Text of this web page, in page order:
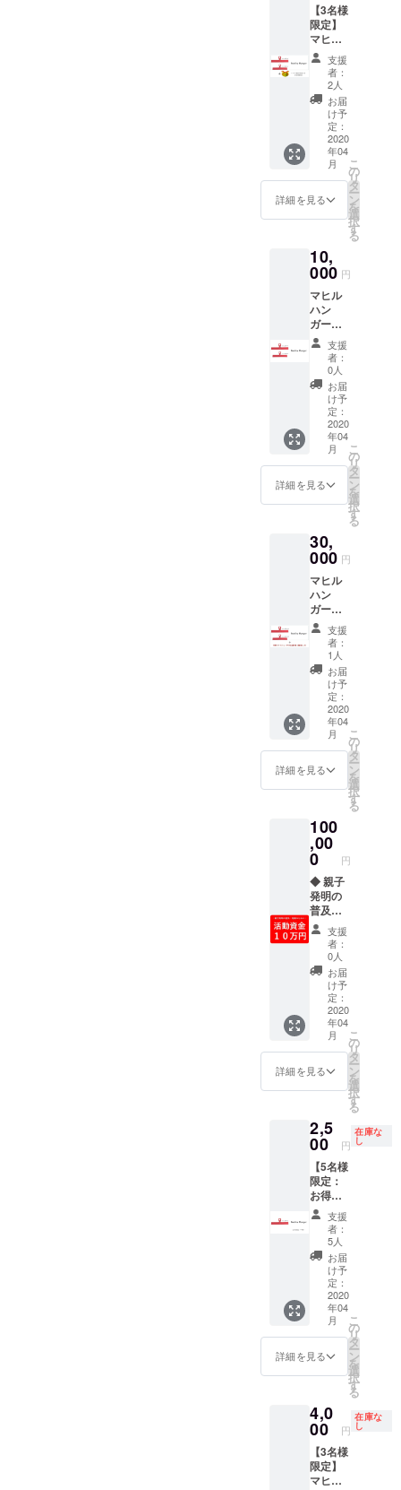
【3名様
限定】
マヒル
ハン
ガー
（おと
な用4個
＋こど
も用4
個）＋
マヒル
が考え
た感謝
の気持
ち③ ＜
ハン
色＞ 全
て1色を
選択可
＜感謝
の気持
ち③と
は？＞
ハン
ガーの
１つに
『マヒ
ルのサ
イン』
を入れ
ます。
さら
に、
ことを
願うお
守り』
を差し
上げま
す（マ
ヒルに
よる手
り）。
備考欄
に皆さ
まの
「〇〇
がした
い！」
や
い！」
などの
夢をご
記入く
ださ
い。お
守りの
中に
「△△
さんの
夢であ
る『〇
〇がし
い！』
が叶い
ますよ
う
短冊を
入れて
しま
す。備
考欄に
具体的
な記入
が無い
場合
は、お
守りの
みをお
送りし
ます。
さら
に、
製のミ
サン
ガ』を
お送り
しま
支援
者：
2人
お届
け予
定：
2020
年04
月
詳細を見る
こ
の
リ
タ
ー
ン
を
選
択
す
る
10,
000 円
マヒル
ハン
ガー
（おと
な用4個
＋こど
も用4
個） ＜
ハン
ガーの
色＞ 全
て1色を
選択可
支援
者：
0人
お届
け予
定：
2020
年04
月
詳細を見る
こ
の
リ
タ
ー
ン
を
選
択
す
る
30,
000 円
マヒル
ハン
ガー
（おと
な用10
個＋こ
ども用
10個）
＋オン
ライン
ショッ
プの
ホーム
ページ
上に支
援者と
名前を
表示 ＜
ハン
ガーの
色＞ 全
て1色を
選択可
＜氏名
表示＞
備考欄
に表示
するお
名前を
ご記入
くださ
い。イ
ニシャ
ルやハ
ンドル
ネーム
いませ
ん。
支援
者：
1人
お届
け予
定：
2020
年04
月
詳細を見る
こ
の
リ
タ
ー
ン
を
選
択
す
る
100
,00
0 円
◆ 親子
発明の
普及・
発展の
ための
全力応
援プラ
ン (^-^)
ルとそ
の父が
開催す
る親子
発明イ
ベント
の活動
して、
100,000
円をが
んば
れ！の
気持ち
で！ リ
ターン
は、直
筆のお
手紙に
マヒル
ハン
ガー
（おと
な用1個
＋こど
お送り
させて
いただ
きま
す。
支援
者：
0人
お届
け予
定：
2020
年04
月
詳細を見る
こ
の
リ
タ
ー
ン
を
選
択
す
る
2,5
00 円
在庫な
し
【5名様
限定：
お得な
早割】
マヒル
ハン
ガー
（おと
な用1
個） ＜
ハン
ガーの
色＞ 1
色を選
択可
支援
者：
5人
お届
け予
定：
2020
年04
月
詳細を見る
こ
の
リ
タ
ー
ン
を
選
択
す
る
4,0
00 円
在庫な
し
【3名様
限定】
マヒル